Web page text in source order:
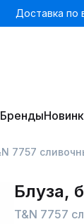
Доставка по
Бренды
7757
Блуза,
T&N 7757